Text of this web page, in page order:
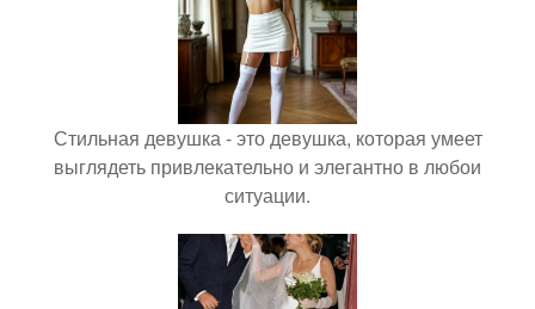
Стильная девушка - это девушка, которая умеет
выглядеть привлекательно и элегантно в любои
ситуации.